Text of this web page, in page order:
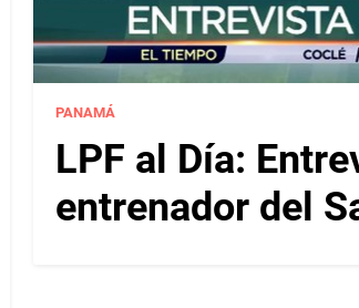
PANAMÁ
LPF al Día:
entrenador del